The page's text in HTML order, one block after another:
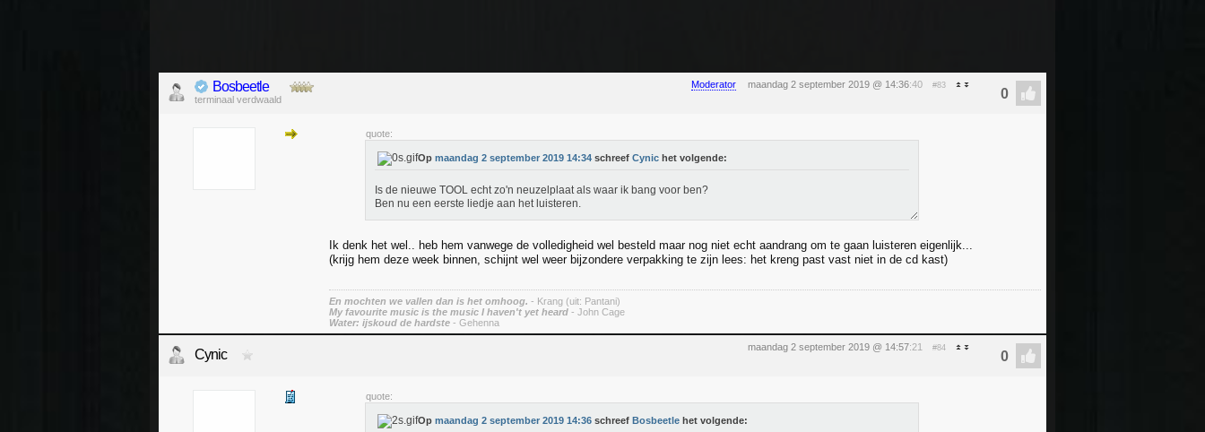
Moderator maandag 2 september 2019 @ 14:36:40 #83
Bosbeetle
terminaal verdwaald
quote:
Op maandag 2 september 2019 14:34 schreef Cynic het volgende:
Is de nieuwe TOOL echt zo'n neuzelplaat als waar ik bang voor ben?
Ben nu een eerste liedje aan het luisteren.
Ik denk het wel.. heb hem vanwege de volledigheid wel besteld maar nog niet echt aandrang om te gaan luisteren eigenlijk...
(krijg hem deze week binnen, schijnt wel weer bijzondere verpakking te zijn lees: het kreng past vast niet in de cd kast)
En mochten we vallen dan is het omhoog. - Krang (uit: Pantani)
My favourite music is the music I haven't yet heard - John Cage
Water: ijskoud de hardste - Gehenna
maandag 2 september 2019 @ 14:57:21 #84
Cynic
quote:
Op maandag 2 september 2019 14:36 schreef Bosbeetle het volgende: